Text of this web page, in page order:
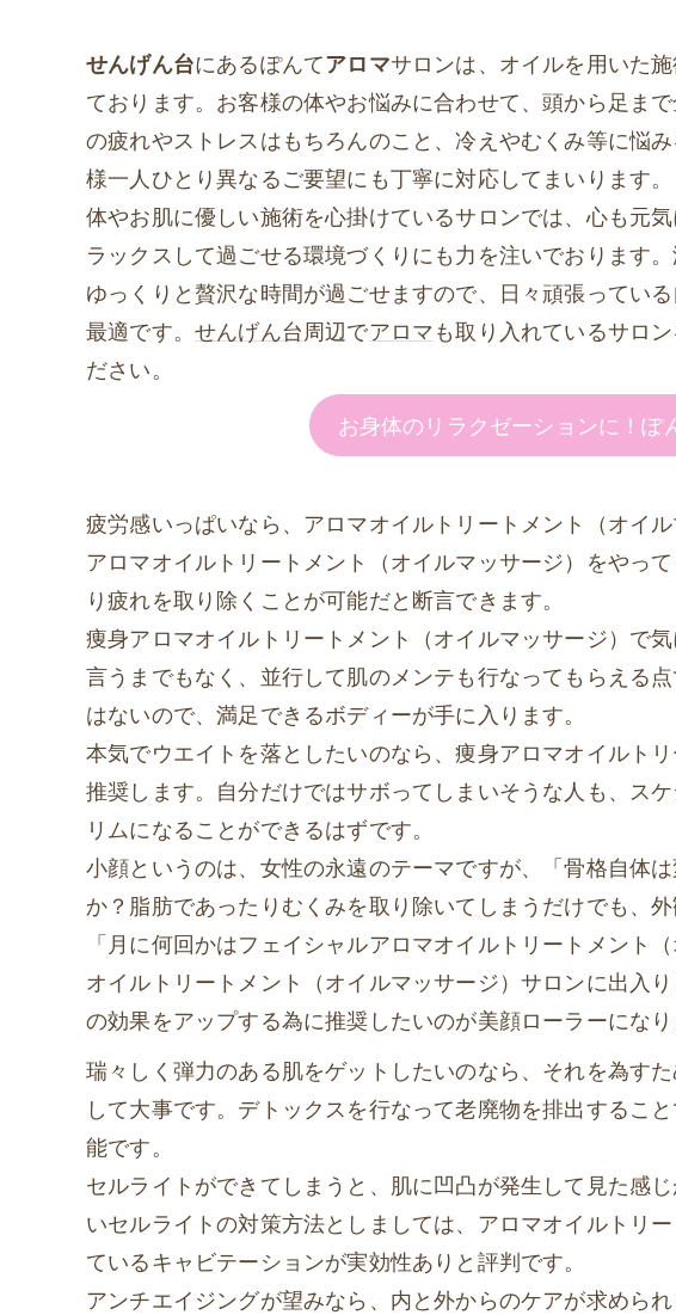
せんげん台にあるぽんてアロマサロンは、オイルを用いた
ております。お客様の体やお悩みに合わせて、頭から足ま
の疲れやストレスはもちろんのこと、冷えやむくみ等に悩
様一人ひとり異なるご要望にも丁寧に対応してまいります。
体やお肌に優しい施術を心掛けているサロンでは、心も元
ラックスして過ごせる環境づくりにも力を注いでおります
ゆっくりと贅沢な時間が過ごせますので、日々頑張ってい
最適です。 せんげん台周辺でアロマも取り入れているサロ
ださい。
お身体のリラクゼーションに！ぽ
疲労感いっぱいなら、アロマオイルトリートメント（オイ
アロマオイルトリートメント（オイルマッサージ）をやっ
り疲れを取り除くことが可能だと断言できます。
痩身アロマオイルトリートメント（オイルマッサージ）で
言うまでもなく、並行して肌のメンテも行なってもらえる
はないので、満足できるボディーが手に入ります。
本気でウエイトを落としたいのなら、痩身アロマオイルト
推奨します。自分だけではサボってしまいそうな人も、ス
リムになることができるはずです。
小顔というのは、女性の永遠のテーマですが、「骨格自体
か？脂肪であったりむくみを取り除いてしまうだけでも、外
「月に何回かはフェイシャルアロマオイルトリートメント
オイルトリートメント（オイルマッサージ）サロンに出入
の効果をアップする為に推奨したいのが美顔ローラーになり
瑞々しく弾力のある肌をゲットしたいのなら、それを為す
して大事です。デトックスを行なって老廃物を排出するこ
能です。
セルライトができてしまうと、肌に凹凸が発生して見た感
いセルライトの対策方法としましては、アロマオイルトリ
ているキャビテーションが実効性ありと評判です。
アンチエイジングが望みなら、内と外からのケアが求めら